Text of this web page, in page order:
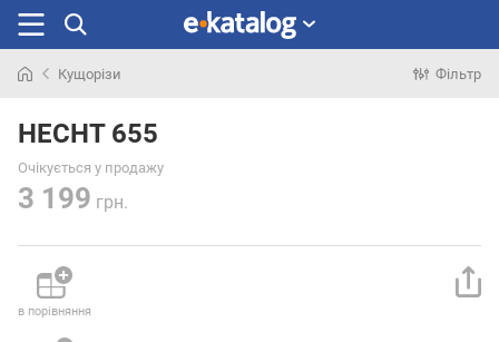
раніше
Кущорізи Фільтр
HECHT 655
Очікується у продажу
3 199 грн.
в порівняння